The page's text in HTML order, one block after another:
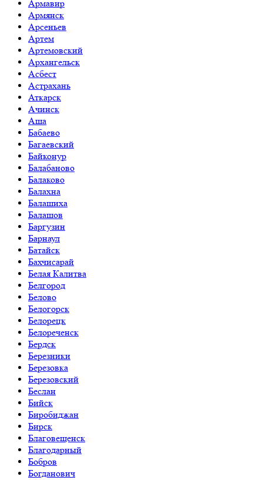
Армавир
Армянск
Арсеньев
Артем
Артемовский
Архангельск
Асбест
Астрахань
Аткарск
Ачинск
Аша
Бабаево
Багаевский
Байконур
Балабаново
Балаково
Балахна
Балашиха
Балашов
Баргузин
Барнаул
Батайск
Бахчисарай
Белая Калитва
Белгород
Белово
Белогорск
Белорецк
Белореченск
Бердск
Березники
Березовка
Березовский
Беслан
Бийск
Биробиджан
Бирск
Благовещенск
Благодарный
Бобров
Богданович